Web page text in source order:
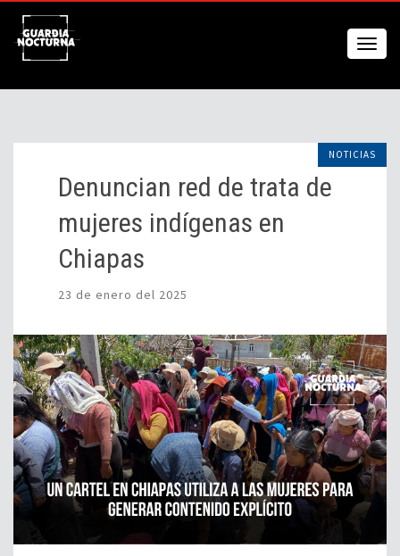
NOTICIAS
Denuncian red de trata de
mujeres indígenas en
Chiapas
23 de enero del 2025